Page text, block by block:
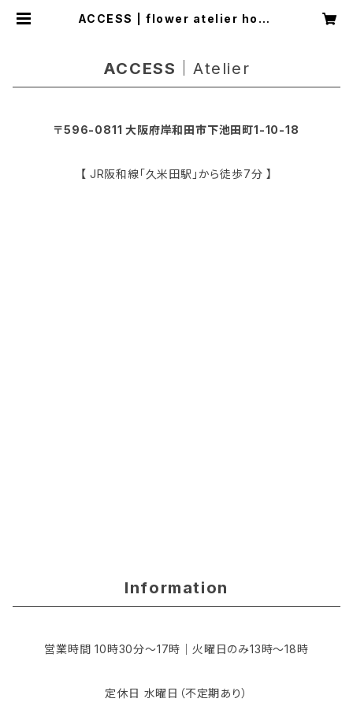
ACCESS | flower atelier hona
ACCESS｜ Atelier
〒596-0811 大阪府岸和田市下池田町1-10-18
【 JR阪和線「久米田駅」から徒歩7分 】
Information
営業時間 10時30分〜17時｜火曜日のみ13時〜18時
定休日 水曜日（不定期あり）